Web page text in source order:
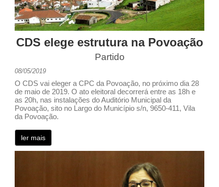
CDS elege estrutura na Povoação
Partido
08/05/2019
O CDS vai eleger a CPC da Povoação, no próximo dia 28
de maio de 2019. O ato eleitoral decorrerá entre as 18h e
as 20h, nas instalações do Auditório Municipal da
Povoação, sito no Largo do Município s/n, 9650-411, Vila
da Povoação.
ler mais